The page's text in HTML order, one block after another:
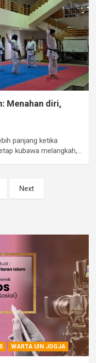
Menahan diri,
panjang ketika
kubawa melangkah,…
Next
WARTA UIN JOGJA